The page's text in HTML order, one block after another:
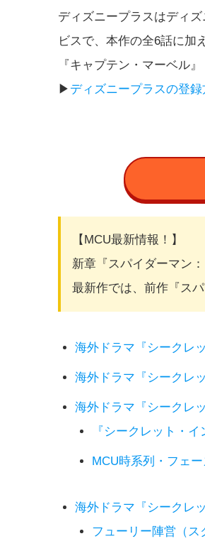
ディズニープラスはディ
ビスで、本作の全6話に加
『キャプテン・マーベル
▶︎ ディズニープラスの登
【MCU最新情報！】
新章『スパイダーマン
最新作では、前作『ス
海外ドラマ『シークレ
海外ドラマ『シークレ
海外ドラマ『シークレ
『シークレット・
MCU時系列・フェ
海外ドラマ『シークレ
フューリー陣営（ス